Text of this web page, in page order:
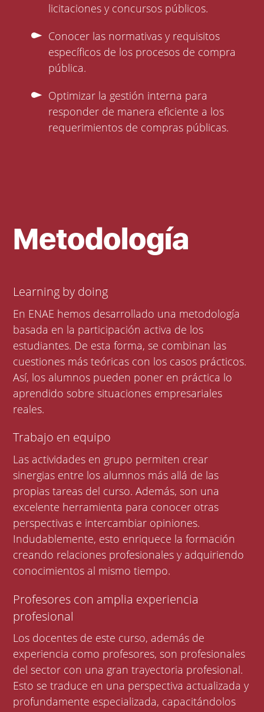
licitaciones y concursos públicos.
Conocer las normativas y requisitos
específicos de los procesos de compra
pública.
Optimizar la gestión interna para
responder de manera eficiente a los
requerimientos de compras públicas.
Metodología
Learning by doing
En ENAE hemos desarrollado una metodología
basada en la participación activa de los
estudiantes. De esta forma, se combinan las
cuestiones más teóricas con los casos prácticos.
Así, los alumnos pueden poner en práctica lo
aprendido sobre situaciones empresariales
reales.
Trabajo en equipo
Las actividades en grupo permiten crear
sinergias entre los alumnos más allá de las
propias tareas del curso. Además, son una
excelente herramienta para conocer otras
perspectivas e intercambiar opiniones.
Indudablemente, esto enriquece la formación
creando relaciones profesionales y adquiriendo
conocimientos al mismo tiempo.
Profesores con amplia experiencia
profesional
Los docentes de este curso, además de
experiencia como profesores, son profesionales
del sector con una gran trayectoria profesional.
Esto se traduce en una perspectiva actualizada y
profundamente especializada, capacitándolos